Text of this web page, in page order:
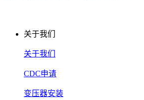
关于我们
关于我们
CDC申请
变压器安装